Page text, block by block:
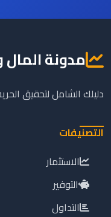
مدونة المال
دليلك الشامل لتحقيق
التصنيفات
الاستثمار
التوفير
التداول